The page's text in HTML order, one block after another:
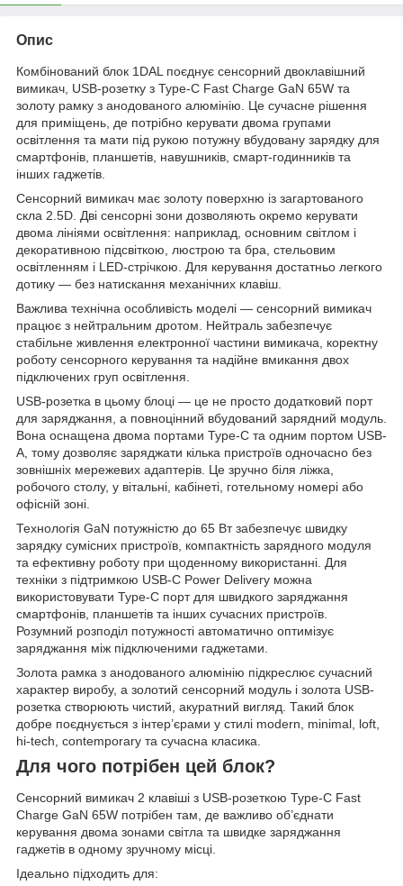
Опис
Комбінований блок 1DAL поєднує сенсорний двоклавішний
вимикач, USB-розетку з Type-C Fast Charge GaN 65W та
золоту рамку з анодованого алюмінію. Це сучасне рішення
для приміщень, де потрібно керувати двома групами
освітлення та мати під рукою потужну вбудовану зарядку для
смартфонів, планшетів, навушників, смарт-годинників та
інших гаджетів.
Сенсорний вимикач має золоту поверхню із загартованого
скла 2.5D. Дві сенсорні зони дозволяють окремо керувати
двома лініями освітлення: наприклад, основним світлом і
декоративною підсвіткою, люстрою та бра, стельовим
освітленням і LED-стрічкою. Для керування достатньо легкого
дотику — без натискання механічних клавіш.
Важлива технічна особливість моделі — сенсорний вимикач
працює з нейтральним дротом. Нейтраль забезпечує
стабільне живлення електронної частини вимикача, коректну
роботу сенсорного керування та надійне вмикання двох
підключених груп освітлення.
USB-розетка в цьому блоці — це не просто додатковий порт
для заряджання, а повноцінний вбудований зарядний модуль.
Вона оснащена двома портами Type-C та одним портом USB-
A, тому дозволяє заряджати кілька пристроїв одночасно без
зовнішніх мережевих адаптерів. Це зручно біля ліжка,
робочого столу, у вітальні, кабінеті, готельному номері або
офісній зоні.
Технологія GaN потужністю до 65 Вт забезпечує швидку
зарядку сумісних пристроїв, компактність зарядного модуля
та ефективну роботу при щоденному використанні. Для
техніки з підтримкою USB-C Power Delivery можна
використовувати Type-C порт для швидкого заряджання
смартфонів, планшетів та інших сучасних пристроїв.
Розумний розподіл потужності автоматично оптимізує
заряджання між підключеними гаджетами.
Золота рамка з анодованого алюмінію підкреслює сучасний
характер виробу, а золотий сенсорний модуль і золота USB-
розетка створюють чистий, акуратний вигляд. Такий блок
добре поєднується з інтер’єрами у стилі modern, minimal, loft,
hi-tech, contemporary та сучасна класика.
Для чого потрібен цей блок?
Сенсорний вимикач 2 клавіші з USB-розеткою Type-C Fast
Charge GaN 65W потрібен там, де важливо об’єднати
керування двома зонами світла та швидке заряджання
гаджетів в одному зручному місці.
Ідеально підходить для: